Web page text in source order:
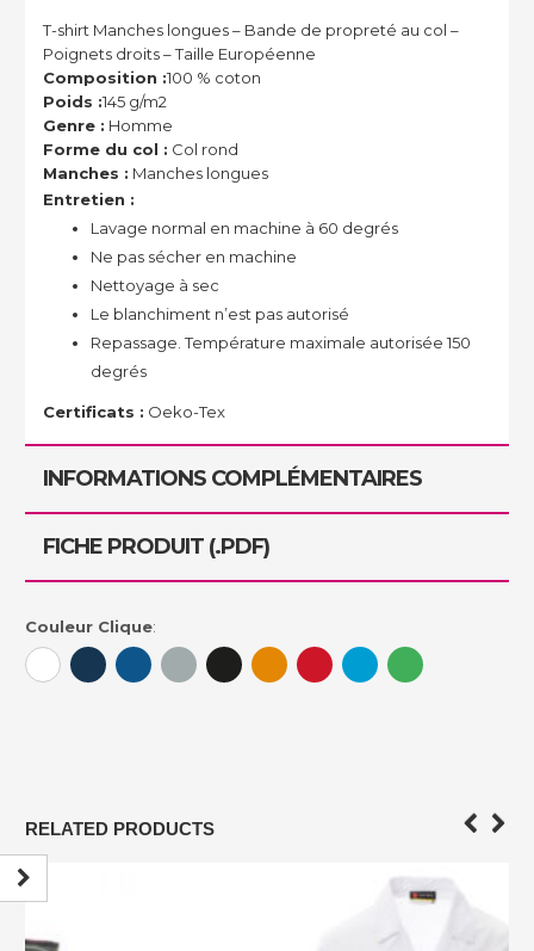
T-shirt Manches longues – Bande de propreté au col –
Poignets droits – Taille Européenne
Composition :100 % coton
Poids :145 g/m2
Genre : Homme
Forme du col : Col rond
Manches : Manches longues
Entretien :
Lavage normal en machine à 60 degrés
Ne pas sécher en machine
Nettoyage à sec
Le blanchiment n’est pas autorisé
Repassage. Température maximale autorisée 150
degrés
Certificats : Oeko-Tex
INFORMATIONS COMPLÉMENTAIRES
FICHE PRODUIT (.PDF)
Couleur Clique:
RELATED PRODUCTS